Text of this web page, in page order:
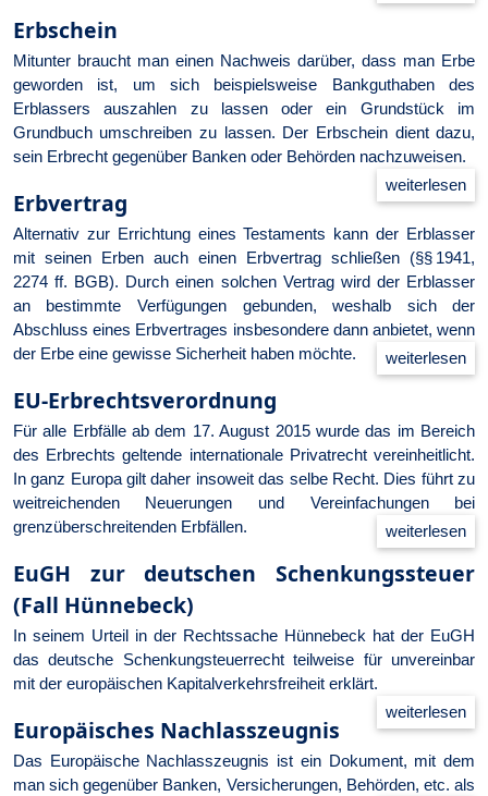
Erbschein
Mitunter braucht man einen Nachweis darüber, dass man Erbe
geworden ist, um sich beispielsweise Bankguthaben des
Erblassers auszahlen zu lassen oder ein Grundstück im
Grundbuch umschreiben zu lassen. Der Erbschein dient dazu,
sein Erbrecht gegenüber Banken oder Behörden nachzuweisen.
Erbvertrag
Alternativ zur Errichtung eines Testaments kann der Erblasser
mit seinen Erben auch einen Erbvertrag schließen (§§ 1941,
2274 ff. BGB). Durch einen solchen Vertrag wird der Erblasser
an bestimmte Verfügungen gebunden, weshalb sich der
Abschluss eines Erbvertrages insbesondere dann anbietet, wenn
der Erbe eine gewisse Sicherheit haben möchte.
EU-Erbrechtsverordnung
Für alle Erbfälle ab dem 17. August 2015 wurde das im Bereich
des Erbrechts geltende internationale Privatrecht vereinheitlicht.
In ganz Europa gilt daher insoweit das selbe Recht. Dies führt zu
weitreichenden Neuerungen und Vereinfachungen bei
grenzüberschreitenden Erbfällen.
EuGH zur deutschen Schenkungssteuer
(Fall Hünnebeck)
In seinem Urteil in der Rechtssache Hünnebeck hat der EuGH
das deutsche Schenkungsteuerrecht teilweise für unvereinbar
mit der europäischen Kapitalverkehrsfreiheit erklärt.
Europäisches Nachlasszeugnis
Das Europäische Nachlasszeugnis ist ein Dokument, mit dem
man sich gegenüber Banken, Versicherungen, Behörden, etc. als